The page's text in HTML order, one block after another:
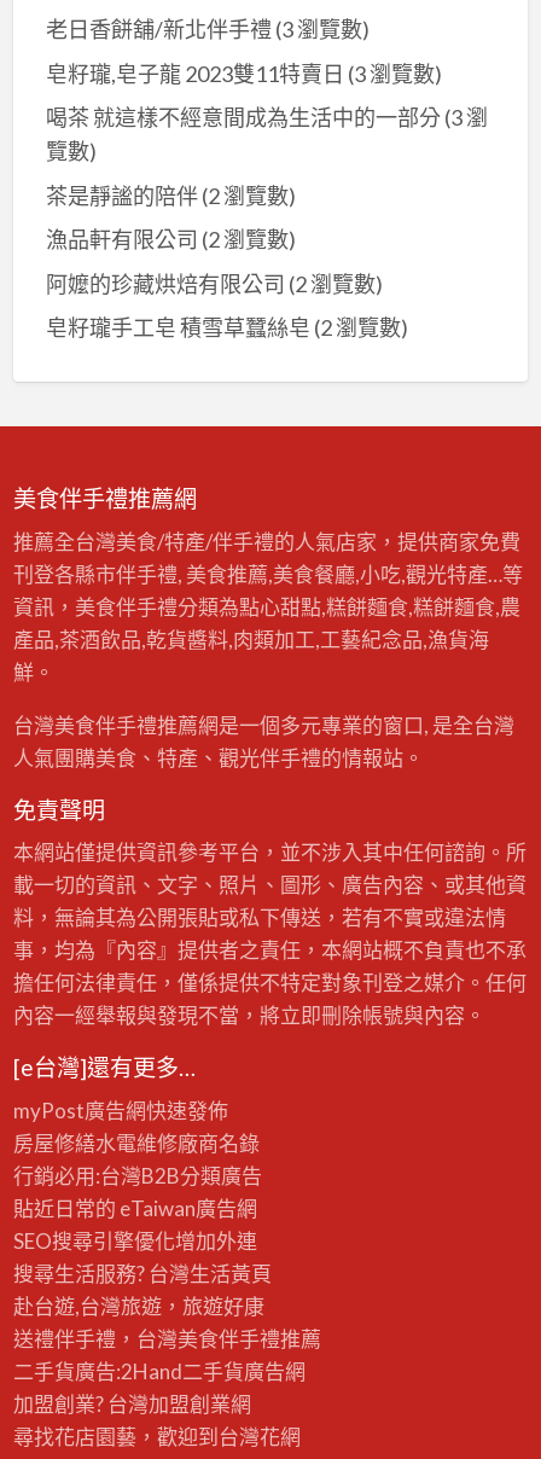
老日香餅舖/新北伴手禮 (3 瀏覽數)
皂籽瓏,皂子龍 2023雙11特賣日 (3 瀏覽數)
喝茶 就這樣不經意間成為生活中的一部分 (3 瀏
覽數)
茶是靜謐的陪伴(2 瀏覽數)
漁品軒有限公司 (2 瀏覽數)
阿嬤的珍藏烘焙有限公司 (2 瀏覽數)
皂籽瓏手工皂 積雪草蠶絲皂 (2 瀏覽數)
美食伴手禮推薦網
推薦全台灣美食/特產/伴手禮的人氣店家，提供商家免費
刊登各縣市伴手禮, 美食推薦,美食餐廳,小吃,觀光特產…等
資訊，美食伴手禮分類為點心甜點,糕餅麵食,糕餅麵食,農
產品,茶酒飲品,乾貨醬料,肉類加工,工藝紀念品,漁貨海
鮮。
台灣美食伴手禮推薦網是一個多元專業的窗口, 是全台灣
人氣團購美食、特產、觀光伴手禮的情報站。
免責聲明
本網站僅提供資訊參考平台，並不涉入其中任何諮詢。所
載一切的資訊、文字、照片、圖形、廣告內容、或其他資
料，無論其為公開張貼或私下傳送，若有不實或違法情
事，均為『內容』提供者之責任，本網站概不負責也不承
擔任何法律責任，僅係提供不特定對象刊登之媒介。任何
內容一經舉報與發現不當，將立即刪除帳號與內容。
[e台灣]還有更多…
myPost廣告網快速發佈
房屋修繕水電維修廠商名錄
行銷必用:台灣B2B分類廣告
貼近日常的 eTaiwan廣告網
SEO搜尋引擎優化增加外連
搜尋生活服務? 台灣生活黃頁
赴台遊,台灣旅遊，旅遊好康
送禮伴手禮，台灣美食伴手禮推薦
二手貨廣告:2Hand二手貨廣告網
加盟創業? 台灣加盟創業網
尋找花店園藝，歡迎到 台灣花網